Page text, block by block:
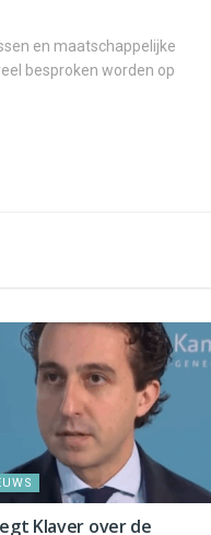
en maatschappelijke
besproken worden op
Klaver over de